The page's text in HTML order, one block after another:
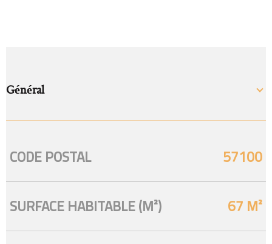
Général
Caractérisque Valeurs
CODE POSTAL
57100
SURFACE HABITABLE (M²)
67 M²